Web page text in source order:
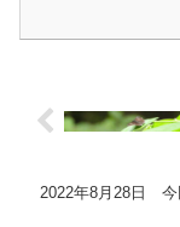
2022年8月28日 今